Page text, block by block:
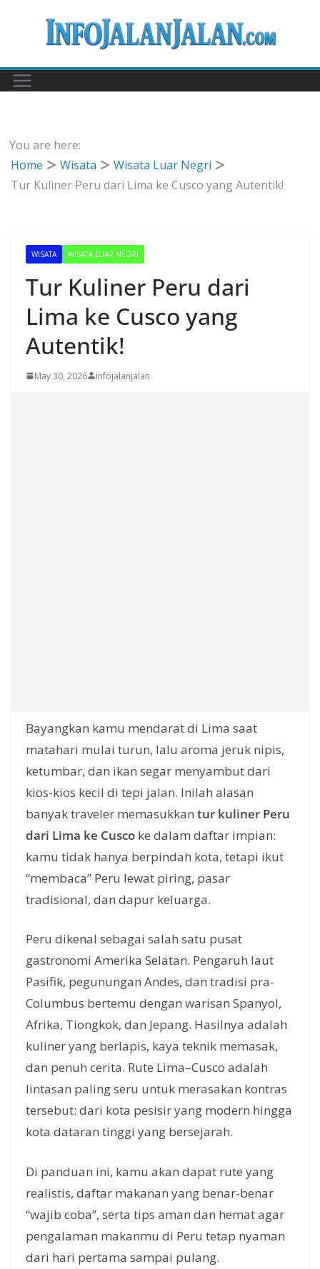
You are here:
Home
Wisata
Wisata Luar Negri
Tur Kuliner Peru dari Lima ke Cusco yang Autentik!
WISATA WISATA LUAR NEGRI
Tur Kuliner Peru dari
Lima ke Cusco yang
Autentik!
May 30, 2026 infojalanjalan
Bayangkan kamu mendarat di Lima saat
matahari mulai turun, lalu aroma jeruk nipis,
ketumbar, dan ikan segar menyambut dari
kios-kios kecil di tepi jalan. Inilah alasan
banyak traveler memasukkan tur kuliner Peru
dari Lima ke Cusco ke dalam daftar impian:
kamu tidak hanya berpindah kota, tetapi ikut
“membaca” Peru lewat piring, pasar
tradisional, dan dapur keluarga.
Peru dikenal sebagai salah satu pusat
gastronomi Amerika Selatan. Pengaruh laut
Pasifik, pegunungan Andes, dan tradisi pra-
Columbus bertemu dengan warisan Spanyol,
Afrika, Tiongkok, dan Jepang. Hasilnya adalah
kuliner yang berlapis, kaya teknik memasak,
dan penuh cerita. Rute Lima–Cusco adalah
lintasan paling seru untuk merasakan kontras
tersebut: dari kota pesisir yang modern hingga
kota dataran tinggi yang bersejarah.
Di panduan ini, kamu akan dapat rute yang
realistis, daftar makanan yang benar-benar
“wajib coba”, serta tips aman dan hemat agar
pengalaman makanmu di Peru tetap nyaman
dari hari pertama sampai pulang.